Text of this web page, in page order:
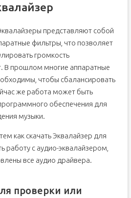
представляют собой
фильтры, что позволяет
громкость
В прошлом многие аппаратные
чтобы сбалансировать
же работа может быть
обеспечения для
музыки.
как скачать Эквалайзер для
работу с аудио-эквалайзером,
все аудио драйвера.
проверки или